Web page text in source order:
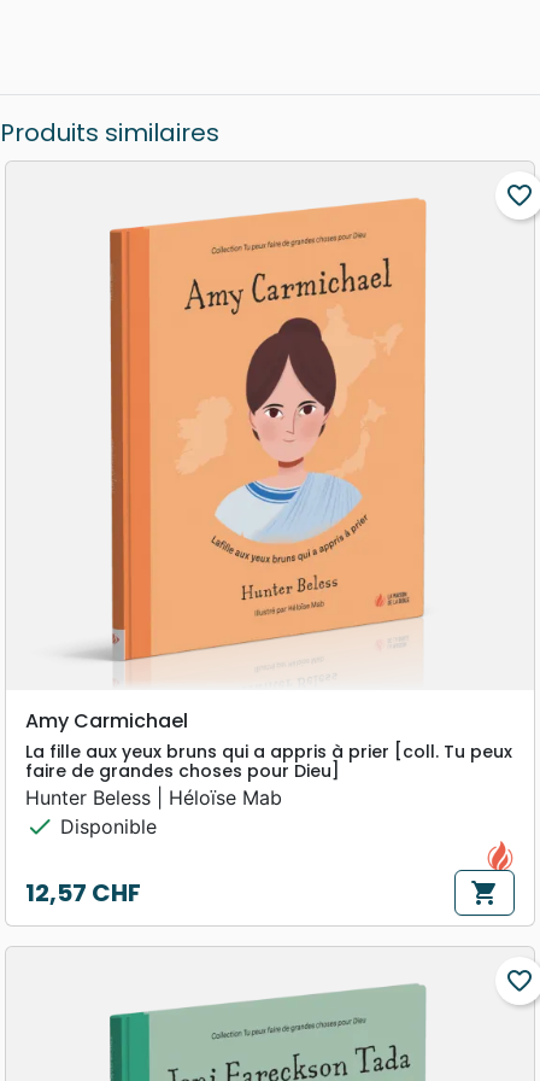
Produits similaires
favorite_border
Amy Carmichael
La fille aux yeux bruns qui a appris à prier [coll. Tu peux
faire de grandes choses pour Dieu]
Hunter Beless | Héloïse Mab
check Disponible
Prix
12,57 CHF shopping_cart
favorite_border